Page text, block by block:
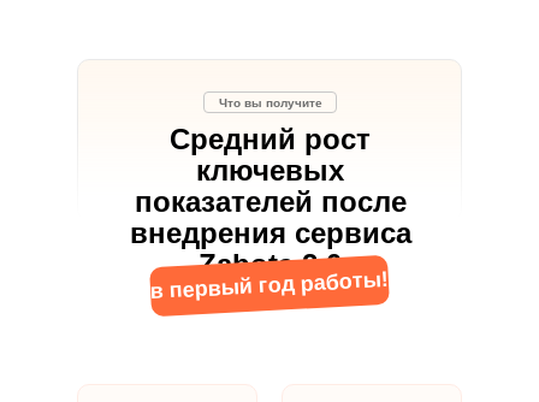
Средний рост
ключевых
показателей после
внедрения сервиса
Zabota 2.0
Что вы получите
в первый год работы!